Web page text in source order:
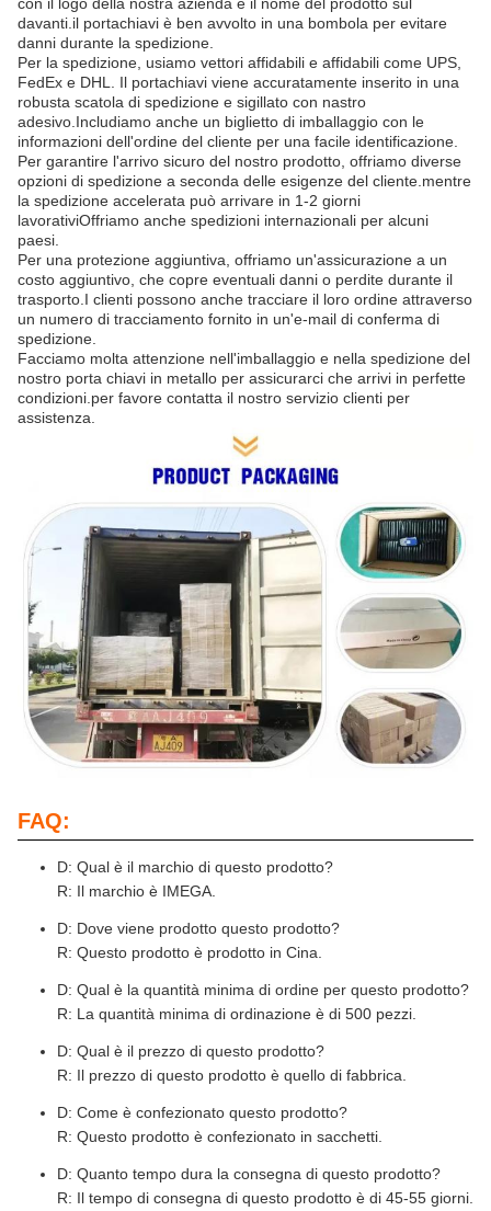
con il logo della nostra azienda e il nome del prodotto sul
davanti.il portachiavi è ben avvolto in una bombola per evitare
danni durante la spedizione.
Per la spedizione, usiamo vettori affidabili e affidabili come UPS,
FedEx e DHL. Il portachiavi viene accuratamente inserito in una
robusta scatola di spedizione e sigillato con nastro
adesivo.Includiamo anche un biglietto di imballaggio con le
informazioni dell'ordine del cliente per una facile identificazione.
Per garantire l'arrivo sicuro del nostro prodotto, offriamo diverse
opzioni di spedizione a seconda delle esigenze del cliente.mentre
la spedizione accelerata può arrivare in 1-2 giorni
lavorativiOffriamo anche spedizioni internazionali per alcuni
paesi.
Per una protezione aggiuntiva, offriamo un'assicurazione a un
costo aggiuntivo, che copre eventuali danni o perdite durante il
trasporto.I clienti possono anche tracciare il loro ordine attraverso
un numero di tracciamento fornito in un'e-mail di conferma di
spedizione.
Facciamo molta attenzione nell'imballaggio e nella spedizione del
nostro porta chiavi in metallo per assicurarci che arrivi in perfette
condizioni.per favore contatta il nostro servizio clienti per
assistenza.
FAQ:
D: Qual è il marchio di questo prodotto?
R: Il marchio è IMEGA.
D: Dove viene prodotto questo prodotto?
R: Questo prodotto è prodotto in Cina.
D: Qual è la quantità minima di ordine per questo prodotto?
R: La quantità minima di ordinazione è di 500 pezzi.
D: Qual è il prezzo di questo prodotto?
R: Il prezzo di questo prodotto è quello di fabbrica.
D: Come è confezionato questo prodotto?
R: Questo prodotto è confezionato in sacchetti.
D: Quanto tempo dura la consegna di questo prodotto?
R: Il tempo di consegna di questo prodotto è di 45-55 giorni.